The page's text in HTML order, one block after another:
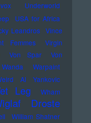
Underworld
USA for Africa
Leandros Vince
Femmes
Virgin
Von Spar
Von
Wanda Warpaint
Al Yankovic
Leg
Wham
Droste
William Shatner